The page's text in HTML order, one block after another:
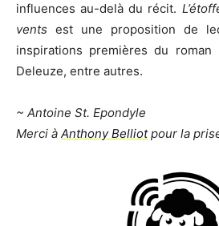
influences au-delà du récit.
vents est une proposition de
inspirations premières du roman
Deleuze, entre autres.
~ Antoine St. Epondyle
Merci à Anthony Belliotpour la